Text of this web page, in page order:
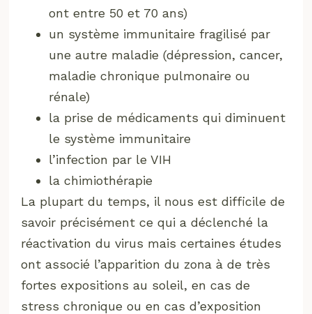
ont entre 50 et 70 ans)
un système immunitaire fragilisé par
une autre maladie (dépression, cancer,
maladie chronique pulmonaire ou
rénale)
la prise de médicaments qui diminuent
le système immunitaire
l’infection par le VIH
la chimiothérapie
La plupart du temps, il nous est difficile de
savoir précisément ce qui a déclenché la
réactivation du virus mais certaines études
ont associé l’apparition du zona à de très
fortes expositions au soleil, en cas de
stress chronique ou en cas d’exposition